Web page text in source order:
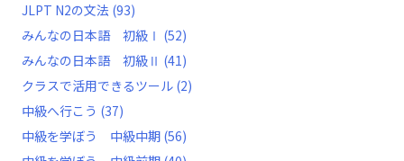
JLPT N2の文法 (93)
みんなの日本語 初級Ⅰ (52)
みんなの日本語 初級Ⅱ (41)
クラスで活用できるツール (2)
中級へ行こう (37)
中級を学ぼう 中級中期 (56)